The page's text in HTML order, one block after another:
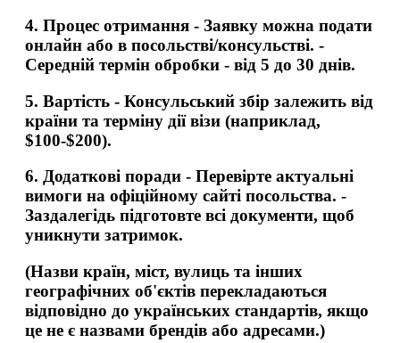
4. Процес отримання - Заявку можна подати
онлайн або в посольстві/консульстві. -
Середній термін обробки - від 5 до 30 днів.
5. Вартість - Консульський збір залежить від
країни та терміну дії візи (наприклад,
$100-$200).
6. Додаткові поради - Перевірте актуальні
вимоги на офіційному сайті посольства. -
Заздалегідь підготовте всі документи, щоб
уникнути затримок.
(Назви країн, міст, вулиць та інших
географічних об'єктів перекладаються
відповідно до українських стандартів, якщо
це не є назвами брендів або адресами.)